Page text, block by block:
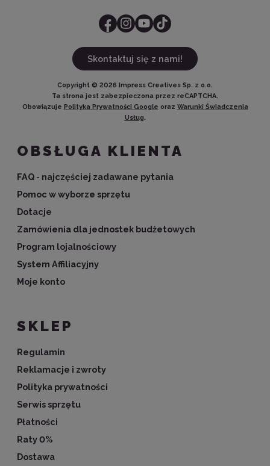
Skontaktuj się z nami!
Copyright © 2026 Impress Creatives Sp. z o.o.
Ta strona jest zabezpieczona przez reCAPTCHA.
Obowiązuje Polityka Prywatności Google oraz Warunki Świadczenia
Usług.
OBSŁUGA KLIENTA
FAQ - najczęściej zadawane pytania
Pomoc w wyborze sprzętu
Dotacje
Zamówienia dla jednostek budżetowych
Program lojalnościowy
System Affiliacyjny
Moje konto
SKLEP
Regulamin
Reklamacje i zwroty
Polityka prywatności
Serwis sprzętu
Płatności
Raty 0%
Dostawa